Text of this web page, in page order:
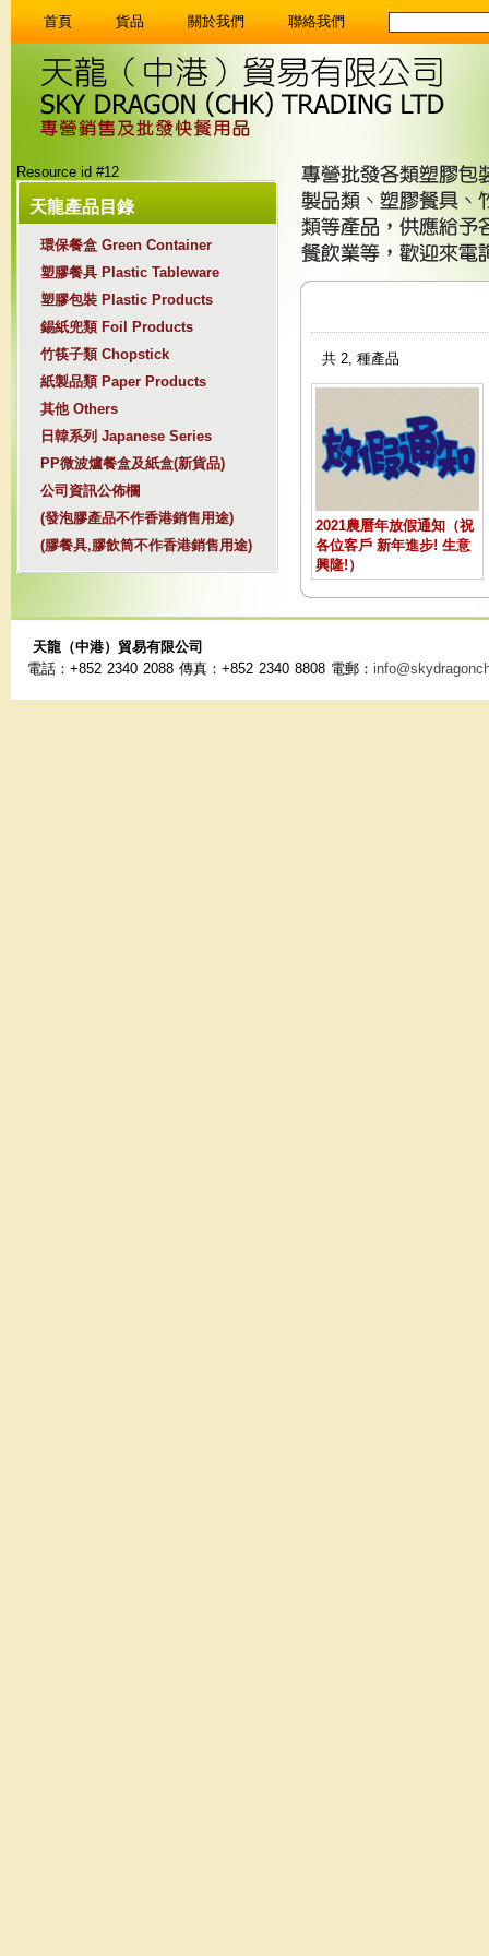
首頁
首頁
貨品
貨品
關於我們
關於我們
聯絡我們
聯絡我們
Resource id #12
天龍產品目錄
環保餐盒 Green Container
塑膠餐具 Plastic Tableware
塑膠包裝 Plastic Products
錫紙兜類 Foil Products
竹筷子類 Chopstick
紙製品類 Paper Products
其他 Others
日韓系列 Japanese Series
PP微波爐餐盒及紙盒(新貨品)
公司資訊公佈欄
(發泡膠產品不作香港銷售用途)
(膠餐具,膠飲筒不作香港銷售用途)
共 2, 種產品
2021農曆年放假通知（祝
各位客戶 新年進步! 生意
興隆!）
天龍（中港）貿易有限公司
電話：+852 2340 2088 傳真：+852 2340 8808 電郵：